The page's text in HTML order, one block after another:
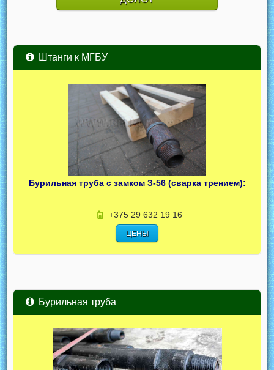
Штанги к МГБУ
Бурильная труба с замком З-56 (сварка трением):
+375 29 632 19 16
ЦЕНЫ
Бурильная труба